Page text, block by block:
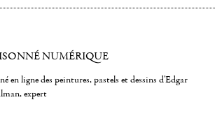
NUMÉRIQUE
en ligne des peintures, pastels et dessins d'Edgar
expert